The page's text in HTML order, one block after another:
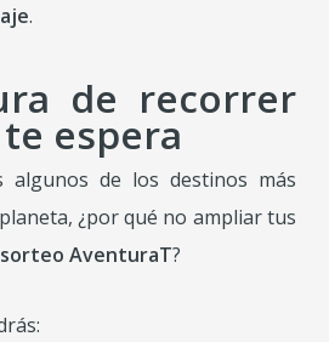
.
de recorrer
espera
algunos de los destinos más
¿por qué no ampliar tus
sorteo AventuraT?